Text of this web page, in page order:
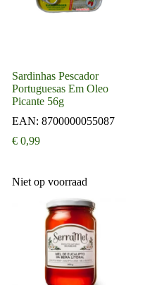
Sardinhas Pescador
Portuguesas Em Oleo
Picante 56g
EAN:8700000055087
€ 0,99
Niet op voorraad